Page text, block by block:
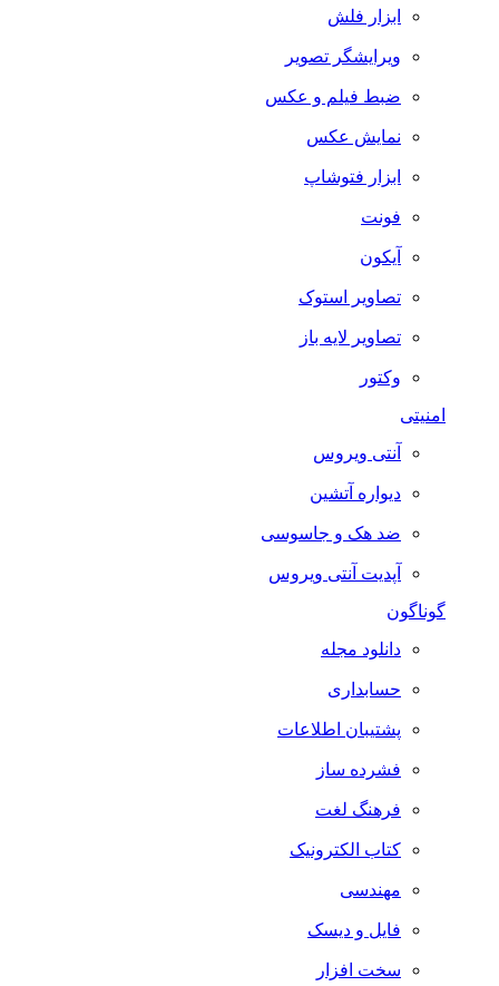
ابزار فلش
ویرایشگر تصویر
ضبط فيلم و عكس
نمایش عکس
ابزار فتوشاپ
فونت
آیکون
تصاویر استوک
تصاویر لایه باز
وکتور
امنیتی
آنتی ویروس
دیواره آتشین
ضد هک و جاسوسی
آپدیت آنتی ویروس
گوناگون
دانلود مجله
حسابداری
پشتیبان اطلاعات
فشرده ساز
فرهنگ لغت
کتاب الکترونیک
مهندسی
فایل و دیسک
سخت افزار